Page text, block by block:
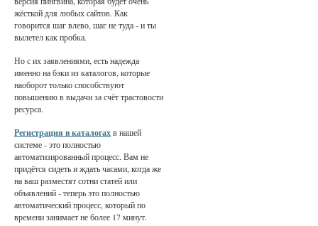
жёсткой для любых сайтов. Как
говорится шаг влево, шаг не туда - и ты
вылетел как пробка.
Но с их заявлениями, есть надежда
именно на бэки из каталогов, которые
наоборот только способствуют
повышению в выдачи за счёт трастовости
ресурса.
Регистрация в каталогахв нашей
системе - это полностью
автоматизированный процесс. Вам не
придётся сидеть и ждать часами, когда же
на ваш разместят сотни статей или
объявлений - теперь это полностью
автоматический процесс, который по
времени занимает не более 17 минут.